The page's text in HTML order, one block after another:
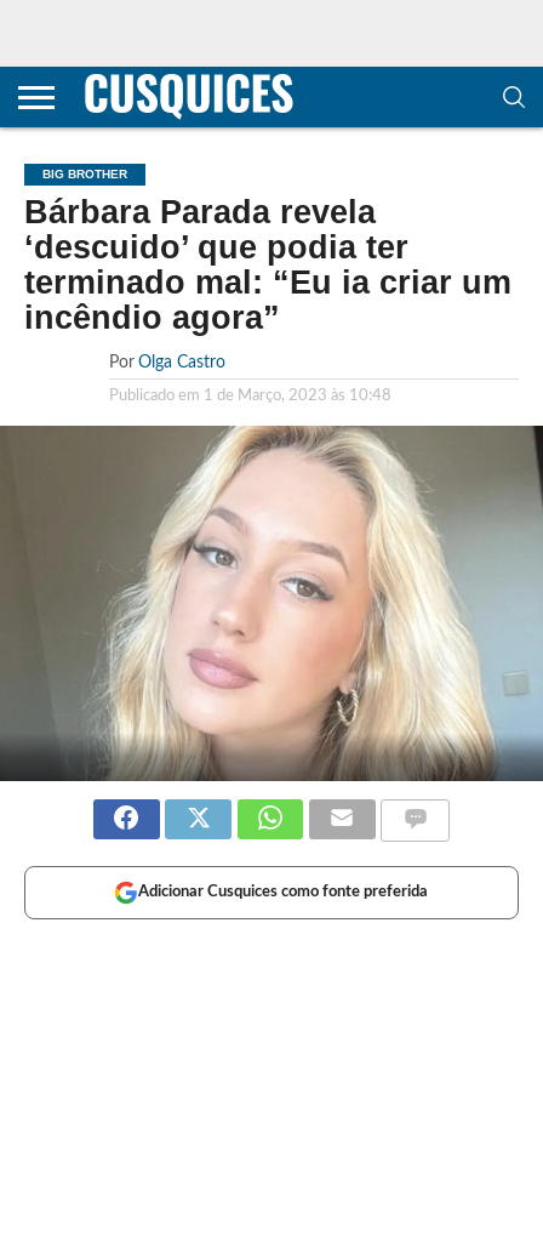
CONTACTOS
HOME
POLÍTICA DE
E COOKIES
SOBRE
TERMOS E
TRANSPARÊNCIA
METODOLOGIA
BIG BROTHER
Bárbara Parada revela
‘descuido’ que podia ter
terminado mal: “Eu ia criar um
incêndio agora”
Por Olga Castro
Publicado em 1 de Março, 2023 às 10:48
Adicionar Cusquices como fonte preferida